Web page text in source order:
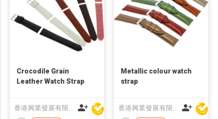
Crocodile Grain
Leather Watch Strap
Metallic colour watch
strap